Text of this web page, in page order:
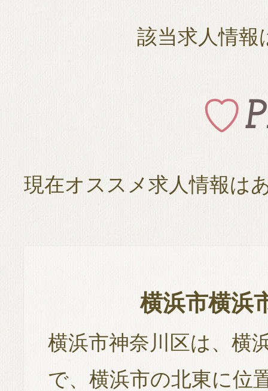
該当求人情
現在オススメ求人情報は
横浜市横浜
横浜市神奈川区は、横
で、横浜市の北東に位